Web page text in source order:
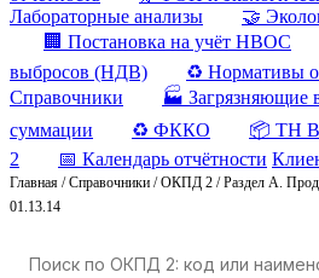
Лабораторные анализы
🤝
🏢 Постановка на учёт НВОС
выбросов (НДВ)
♻️ Нормативы
Справочники
🏭 Загрязняющие
суммации
♻️ ФККО 📦 ТН
2
📅 Календарь отчётности
Главная /Справочники /ОКПД 2 /Раздел A.
01.13.14